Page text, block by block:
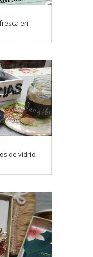
en
de vidrio